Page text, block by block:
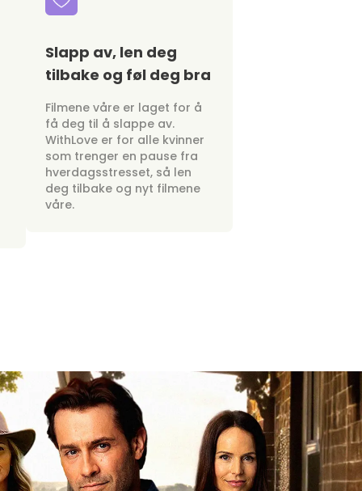
Slapp av, len deg
tilbake og føl deg bra
Filmene våre er laget for å
få deg til å slappe av.
WithLove er for alle kvinner
som trenger en pause fra
hverdagsstresset, så len
deg tilbake og nyt filmene
våre.